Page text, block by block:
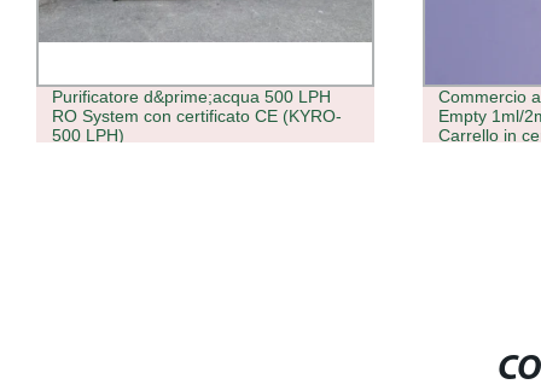
Commercio all&prime;ingrosso Custom
Empty 1ml/2ml di olio spesso 510
Carrello in ceramica Carrelli a cartuccia
Sigaretta
ad alta
riempimento